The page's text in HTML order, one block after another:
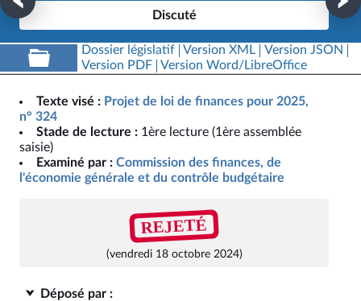
Discuté
Dossier législatif Version XML
Version JSON
Version PDF
Version Word/LibreOffice
Texte visé : Projet de loi de finances pour 2025,
n° 324
Stade de lecture : 1ère lecture (1ère assemblée
saisie)
Examiné par : Commission des finances, de
l'économie générale et du contrôle budgétaire
REJETÉ
(vendredi 18 octobre 2024)
Déposé par :